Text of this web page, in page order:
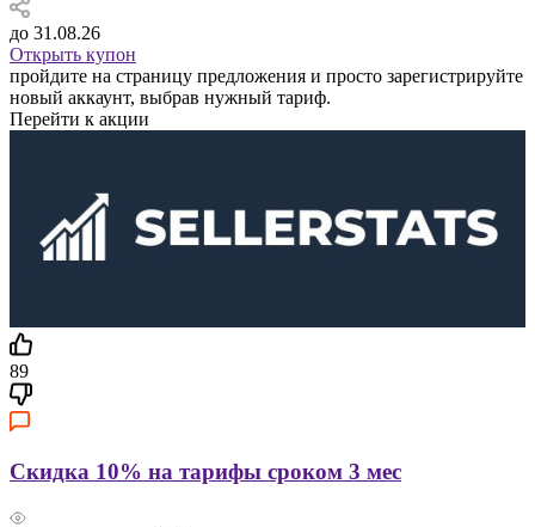
до 31.08.26
Открыть купон
пройдите на страницу предложения и просто зарегистрируйте
новый аккаунт, выбрав нужный тариф.
Перейти к акции
89
Скидка 10% на тарифы сроком 3 мес